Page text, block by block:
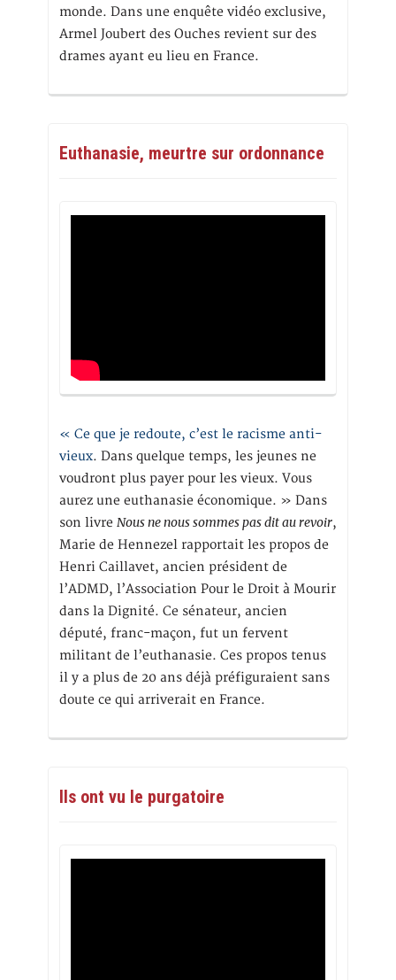
monde. Dans une enquête vidéo exclusive,
Armel Joubert des Ouches revient sur des
drames ayant eu lieu en France.
Euthanasie, meurtre sur ordonnance
« Ce que je redoute, c’est le racisme anti-
vieux. Dans quelque temps, les jeunes ne
voudront plus payer pour les vieux. Vous
aurez une euthanasie économique. » Dans
son livre Nous ne nous sommes pas dit au revoir,
Marie de Hennezel rapportait les propos de
Henri Caillavet, ancien président de
l’ADMD, l’Association Pour le Droit à Mourir
dans la Dignité. Ce sénateur, ancien
député, franc-maçon, fut un fervent
militant de l’euthanasie. Ces propos tenus
il y a plus de 20 ans déjà préfiguraient sans
doute ce qui arriverait en France.
Ils ont vu le purgatoire